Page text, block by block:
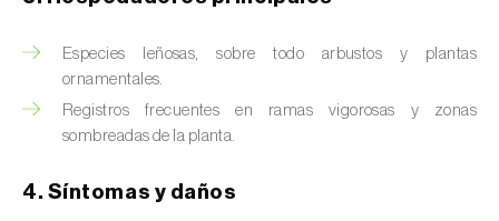
Barrenillo tipografo del abeto rojo (
typographus)
Brugo de la encina (
Especies leñosas, sobre todo arbustos y plantas
ornamentales.
Registros frecuentes en ramas vigorosas y zonas
sombreadas de la planta.
4. Síntomas y daños